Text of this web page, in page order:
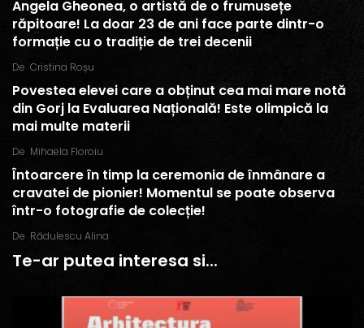
Angela Gheonea, o artistă de o frumusețe
răpitoare! La doar 23 de ani face parte dintr-o
formație cu o tradiție de trei decenii
De Cristina Roșu
Povestea elevei care a obținut cea mai mare notă
din Gorj la Evaluarea Națională! Este olimpică la
mai multe materii
De Mihaela Floroiu
Întoarcere în timp la ceremonia de înmânare a
cravatei de pionier! Momentul se poate observa
într-o fotografie de colecție!
De Rădulescu Alina
Te-ar putea interesa si...